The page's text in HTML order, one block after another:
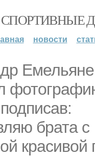
|
новости
брата с
красивой